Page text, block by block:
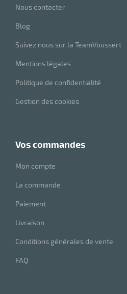
Nous contacter
Blog
Suivez nous sur la TeamVoussert
Mentions légales
Politique de confidentialité
Gestion des cookies
vos commandes
Mon compte
La commande
Paiement
Livraison
Conditions générales de vente
FAQ